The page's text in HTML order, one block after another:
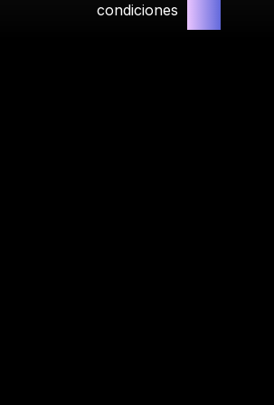
condiciones